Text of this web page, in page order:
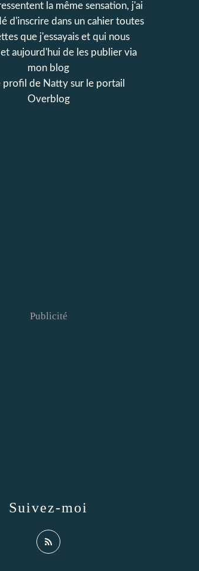
la même sensation, j'ai
d'inscrire dans un cahier toutes
que j'essayais et qui nous
aujourd'hui de les publier via
mon blog
profil de Natty sur le portail
Overblog
Suivez-moi
Publicité